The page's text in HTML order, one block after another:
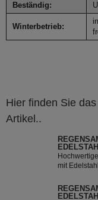
Beständig:
Winterbetrieb:
Hier finden Sie
Artikel..
mit
einen